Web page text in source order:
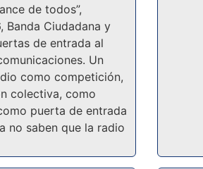
de todos”,
Banda Ciudadana y
de entrada al
Un
como competición,
colectiva, como
puerta de entrada
no saben que la radio